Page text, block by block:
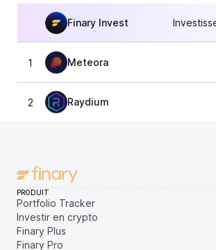
Finary Invest
1 Meteora
2 Raydium
PRODUIT
Portfolio Tracker
Investir en crypto
Finary Plus
Finary Pro